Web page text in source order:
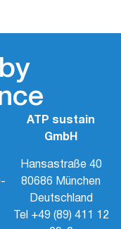
ATP sustain
GmbH
Hansastraße 40
80686 München
Deutschland
Tel +49 (89) 411 12